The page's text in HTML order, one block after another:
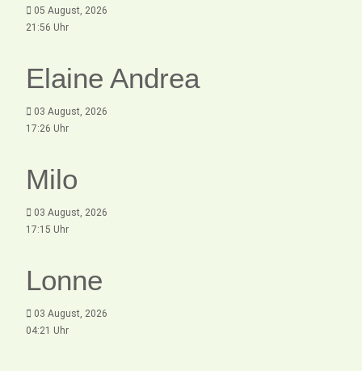
05 August, 2026
21:56 Uhr
Elaine Andrea
03 August, 2026
17:26 Uhr
Milo
03 August, 2026
17:15 Uhr
Lonne
03 August, 2026
04:21 Uhr